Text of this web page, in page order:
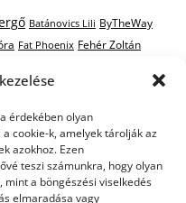
érdekében olyan
cookie-k, amelyek tárolják az
azokhoz. Ezen
teszi számunkra, hogy olyan
a böngészési viselkedés
elmaradása vagy
Batánovics Lili ByTheWay
Fat Phoenix Fehér Zoltán
Stone
mentor Muri Enikő
Rocktenors RTL Klub
Róbert Takács Nikolas
Vastag Tamás